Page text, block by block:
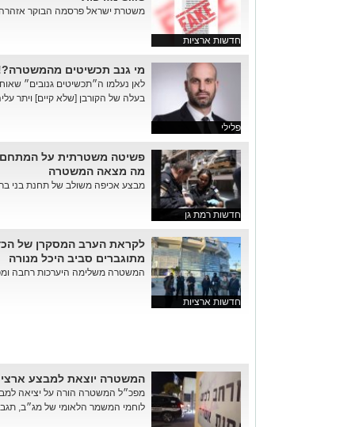
חדשות ארציות
משטרת ישראל פרסמה הבוקר אזהרה
פלילי
מי גנב תכשיטים
לאן נעלמו ה״תכשיטים גנובים״
בעלה של הקורבן [שלא קיים] ויתר
חדשות רמת גן
מה מצאה המשטרה
מבצע אכיפה משולב של תחנת בני
חדשות ארציות
לקראת הערב המסקרן של
מתוגברים סביב היכל מנורה
המשטרה משלימה היערכות רחבה
המשטרה יוצאת למבצע ארצי
מפכ״ל המשטרה הורה על יציאה
לוחמי המשמר הלאומי של מג״ב,